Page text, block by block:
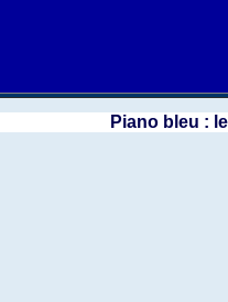
Piano bleu :